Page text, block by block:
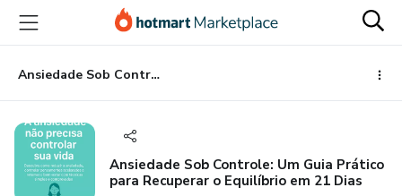
para
conteúdo
principal
para
pagamento
para
rodapé
Ansiedade Sob Controle: Um Guia Prático para Recuperar o Equilíbrio em 21 Dias
Ansiedade Sob Controle: Um Guia Prático
para Recuperar o Equilíbrio em 21 Dias